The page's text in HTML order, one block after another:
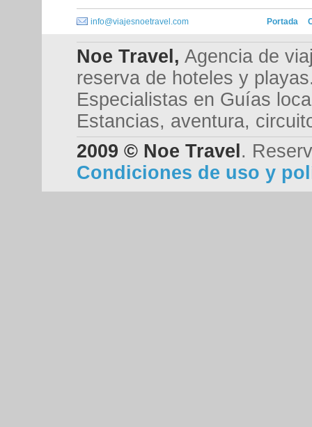
Portada
info@viajesnoetravel.com
Noe Travel, Agencia de
reserva de hoteles y
Especialistas en Guías
Estancias, aventura,
2009 © Noe Travel .
Condiciones de uso y